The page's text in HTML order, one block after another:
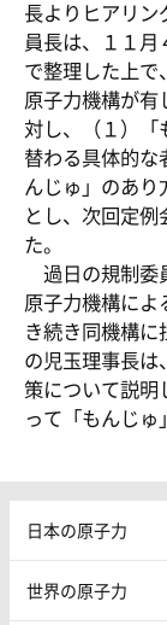
長よりヒアリン
員長は、１１
で整理した上で
原子力機構が有
対し、（１）「
替わる具体的な
んじゅ」のあ
とし、次回定
た。
過日の規制委
原子力機構によ
き続き同機構
の児玉理事長は
策について説明
って「もんじゅ
日本の原子力
世界の原子力